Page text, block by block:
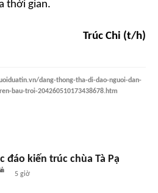
thời gian.
Trúc Chi (t/h)
dang-thong-tha-di-dao-nguoi-dan-
bau-troi-204260510173438678.htm
đáo kiến trúc chùa Tà Pạ
5 giờ